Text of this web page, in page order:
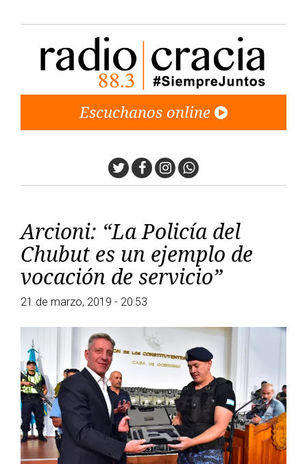
Escuchanos online
TwitterFacebook
Instagram
Whatsapp
Arcioni: “La Policía del
Chubut es un ejemplo de
vocación de servicio”
21 de marzo, 2019 - 20:53